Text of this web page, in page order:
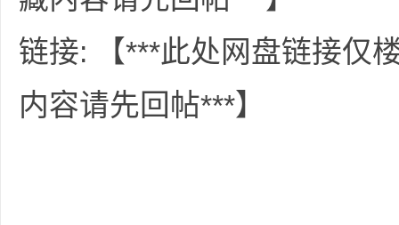
链接: 【***此处网盘链接仅
内容请先回帖***】